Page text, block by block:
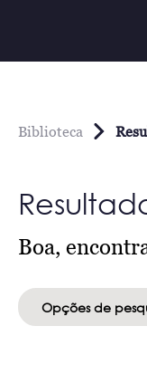
Biblioteca
Boa,
Opções de